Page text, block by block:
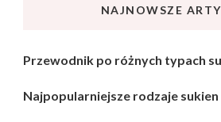
NAJNOWSZE
Przewodnik po różnych typach
Najpopularniejsze rodzaje sukien